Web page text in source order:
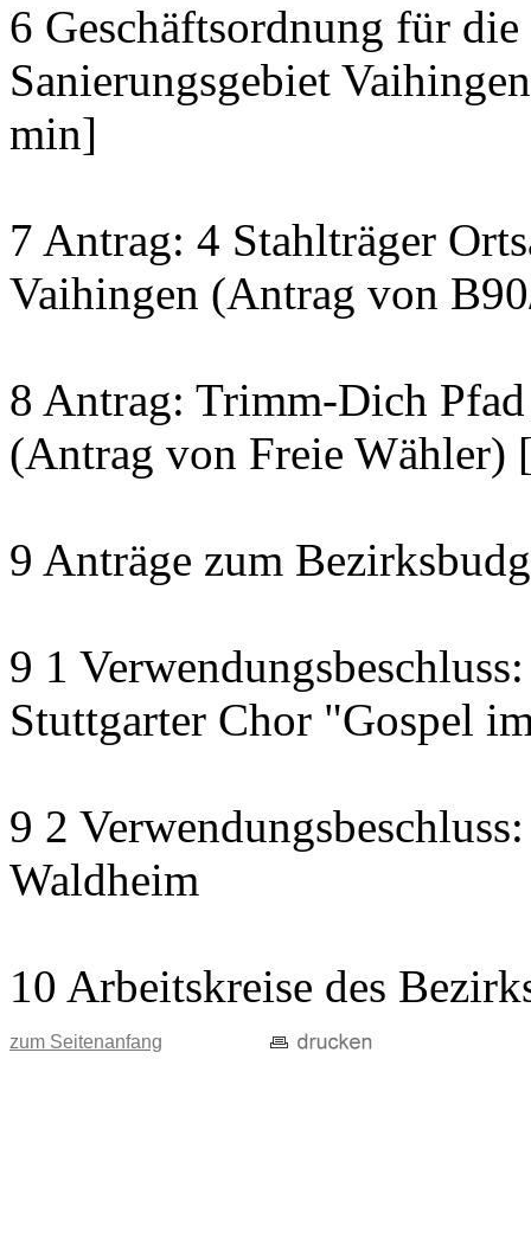
6 Geschäftsordnung für
Sanierungsgebiet
min]
7 Antrag: 4 Stahlträger
Vaihingen (Antrag von
8 Antrag: Trimm-Dich
(Antrag von Freie Wähler)
9 Anträge zum
9 1
Stuttgarter Chor "Gospel
9 2
Waldheim
10 Arbeitskreise des
zum Seitenanfang